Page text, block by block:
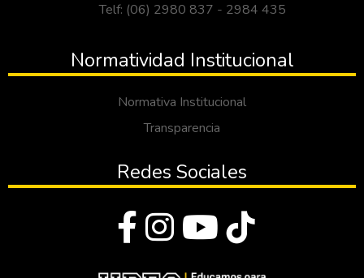
Telf: (06) 2980 837 - 2984 435
Normatividad Institucional
Normativa Institucional
Transparencia
Redes Sociales